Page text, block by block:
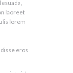
laoreet
lorem
eros